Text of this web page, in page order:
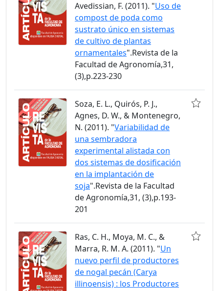
Avedissian, F. (2011). "Uso de
compost de poda como
sustrato único en sistemas
de cultivo de plantas
ornamentales".Revista de la
Facultad de Agronomía,31,
(3),p.223-230
Soza, E. L., Quirós, P. J.,
Agnes, D. W., & Montenegro,
N. (2011). "Variabilidad de
una sembradora
experimental alistada con
dos sistemas de dosificación
en la implantación de
soja".Revista de la Facultad
de Agronomía,31, (3),p.193-
201
Ras, C. H., Moya, M. C., &
Marra, R. M. A. (2011). "Un
nuevo perfil de productores
de nogal pecán (Carya
illinoensis) : los Productores